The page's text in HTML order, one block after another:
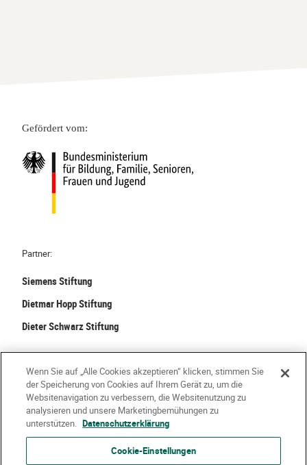
Gefördert vom:
Partner:
Siemens Stiftung
Dietmar Hopp Stiftung
Dieter Schwarz Stiftung
Kontakt Häufige Fragen
Impressum
Datenschutzerklärung
Nutzungsbedingungen
Wenn Sie auf „Alle Cookies akzeptieren“ klicken, stimmen Sie
der Speicherung von Cookies auf Ihrem Gerät zu, um die
Websitenavigation zu verbessern, die Websitenutzung zu
analysieren und unsere Marketingbemühungen zu
unterstützen. Datenschutzerklärung
Cookie-Einstellungen